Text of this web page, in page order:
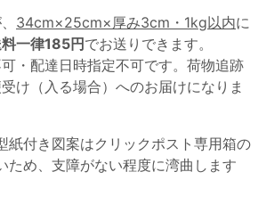
34cm×25cm×厚み3cm・1kg以内に
一律185円 でお送りできます。
・配達日時指定不可です。荷物追跡
け（入る場合）へのお届けになりま
紙付き図案はクリックポスト専用箱の
ため、支障がない程度に湾曲します